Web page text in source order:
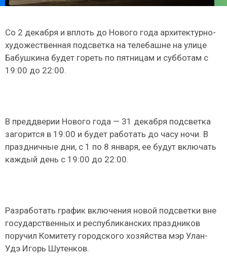
Со 2 декабря и вплоть до Нового года архитектурно-
художественная подсветка на телебашне на улице
Бабушкина будет гореть по пятницам и субботам с
19:00 до 22:00.
В преддверии Нового года — 31 декабря подсветка
загорится в 19:00 и будет работать до часу ночи. В
праздничные дни, с 1 по 8 января, ее будут включать
каждый день с 19:00 до 22:00.
Разработать график включения новой подсветки вне
государственных и республиканских праздников
поручил Комитету городского хозяйства мэр Улан-
Удэ Игорь Шутенков.